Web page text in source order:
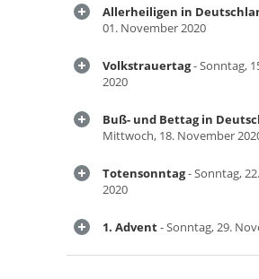
Allerheiligen in
01. November 2020
Volkstrauertag- Sonntag,
2020
Buß- und Bettag in
Mittwoch, 18. November
Totensonntag- Sonntag,
2020
1. Advent- Sonntag, 29.